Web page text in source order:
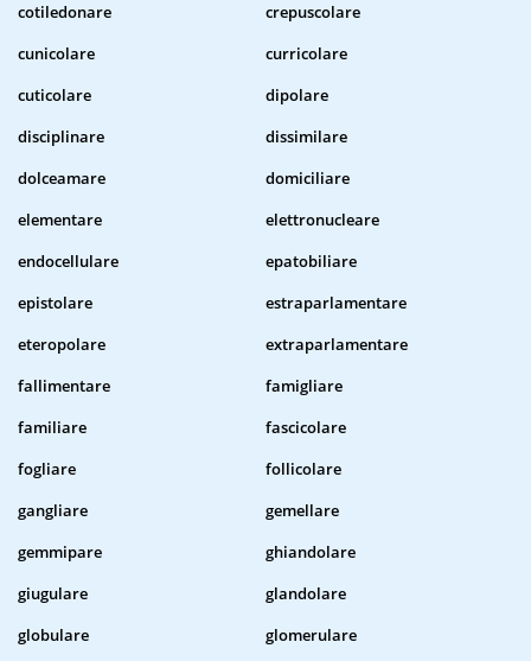
cotiledonare
crepuscolare
cunicolare
curricolare
cuticolare
dipolare
disciplinare
dissimilare
dolceamare
domiciliare
elementare
elettronucleare
endocellulare
epatobiliare
epistolare
estraparlamentare
eteropolare
extraparlamentare
fallimentare
famigliare
familiare
fascicolare
fogliare
follicolare
gangliare
gemellare
gemmipare
ghiandolare
giugulare
glandolare
globulare
glomerulare